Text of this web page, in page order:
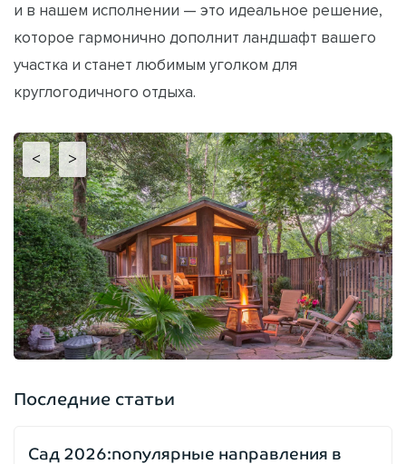
и в нашем исполнении — это идеальное решение,
которое гармонично дополнит ландшафт вашего
участка и станет любимым уголком для
круглогодичного отдыха.
< >
Последние статьи
Сад 2026:популярные направления в